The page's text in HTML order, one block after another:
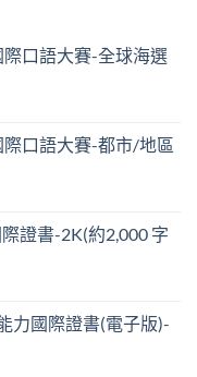
口語大賽-全球海選
口語大賽-都市/地區
證書-2K(約2,000 字
力國際證書(電子版)-